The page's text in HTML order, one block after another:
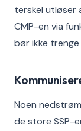
terskel utløser
CMP-en via
bør ikke
Noen
de store SSP-